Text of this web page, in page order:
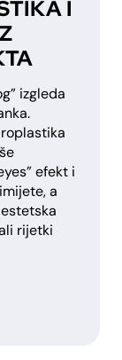
I
izgleda
efekt i
a
rijetki